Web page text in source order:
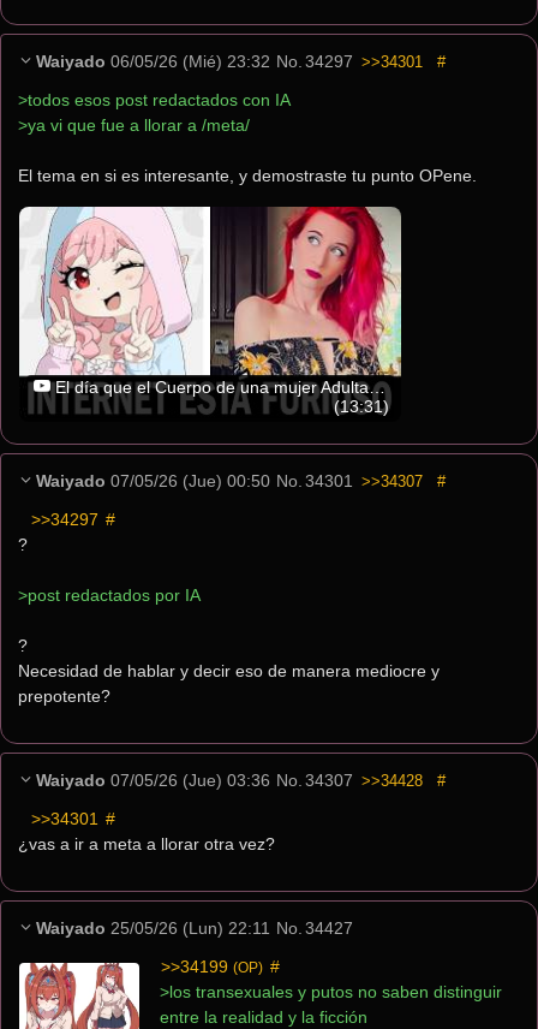
Waiyado 06/05/26 (Mié) 23:32 No. 34297 >>34301 #
>todos esos post redactados con IA
>ya vi que fue a llorar a /meta/
El tema en si es interesante, y demostraste tu punto OPene.
El día que el Cuerpo de una mujer Adulta se Volvió “ILEGAL”... y la FOBIA que SALVO una VIDA
(13:31)
Waiyado 07/05/26 (Jue) 00:50 No. 34301 >>34307 #
>>34297 #
?
>post redactados por IA
?
Necesidad de hablar y decir eso de manera mediocre y
prepotente?
Waiyado 07/05/26 (Jue) 03:36 No. 34307 >>34428 #
>>34301 #
¿vas a ir a meta a llorar otra vez?
Waiyado 25/05/26 (Lun) 22:11 No. 34427
>>34199 (OP) #
>los transexuales y putos no saben distinguir
entre la realidad y la ficción